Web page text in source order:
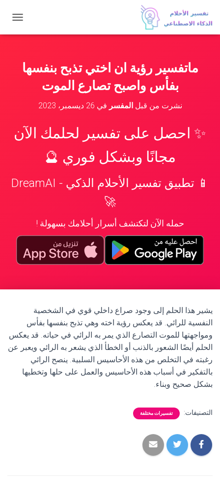
ب
ماتفسير رؤية ان اختي تذبح بنفسها
بفأس واصبح تصارع الموت
نشرت من قبلالمفسر في 26 ديسمبر، 2023
✨ احصل على تفسير لحلمك الآن
مجانًا وبشكل فوري 🔮
📱 تطبيق تفسير الأحلام الذكي - DreamAI
🚀
حمله الآن لتكتشف أسرار أحلامك بسهولة !
يشير هذا الحلم إلى وجود صراع داخلي قوي في الشخصية
النفسية للرائي. قد يعكس رؤية اخته وهي تذبح بنفسها بفأس
ومواجهتها للموت التصارع الذي يمر به الرائي في حياته. قد يعكس
الحلم أيضًا الشعور بالذنب أو الخطأ الذي يشعر به الرائي ويعبر عن
رغبته في التخلص من هذه الأحاسيس السلبية. ينصح الرائي
بالتفكير في أسباب هذه الأحاسيس والعمل على حلها وتخطيها
بشكل صحيح وبناء.
التصنيفات: تفسيرات مختلفة